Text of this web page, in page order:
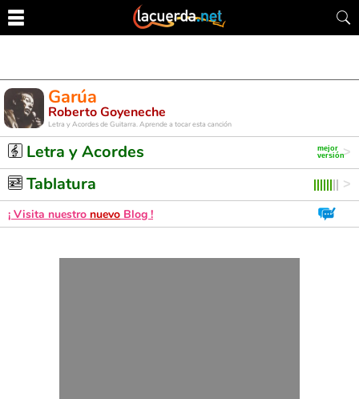
Garúa
Roberto Goyeneche
Letra y Acordes de Guitarra. Aprende a tocar esta canción
Letra y Acordes
Tablatura
¡ Visita nuestro nuevo Blog !